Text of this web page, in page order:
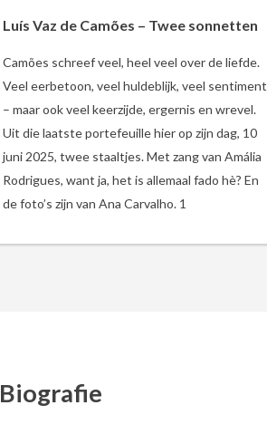
Luís Vaz de Camões – Twee sonnetten
Camões schreef veel, heel veel over de liefde.
Veel eerbetoon, veel huldeblijk, veel sentiment
– maar ook veel keerzijde, ergernis en wrevel.
Uit die laatste portefeuille hier op zijn dag, 10
juni 2025, twee staaltjes. Met zang van Amália
Rodrigues, want ja, het is allemaal fado hè? En
de foto’s zijn van Ana Carvalho. 1
Biografie